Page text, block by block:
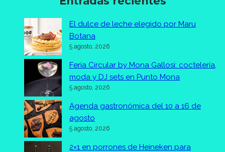
El dulce de leche elegido por Maru
Botana
5 agosto, 2026
Feria Circular by Mona Gallosi: coctelería,
moda y DJ sets en Punto Mona
5 agosto, 2026
Agenda gastronómica del 10 a 16 de
agosto
5 agosto, 2026
2×1 en porrones de Heineken para